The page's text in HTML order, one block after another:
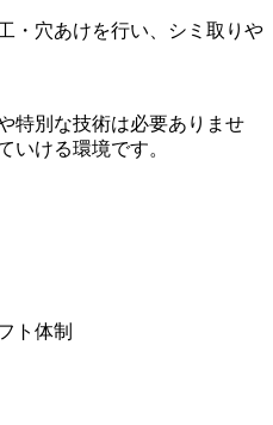
・穴あけを行い、シミ取りや
特別な技術は必要ありませ
いける環境です。
ト体制